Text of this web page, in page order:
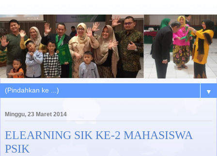
▼
Minggu, 23 Maret 2014
ELEARNING SIK KE-2 MAHASISWA
PSIK